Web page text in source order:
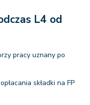
L4 od
pracy uznany po
składki na FP